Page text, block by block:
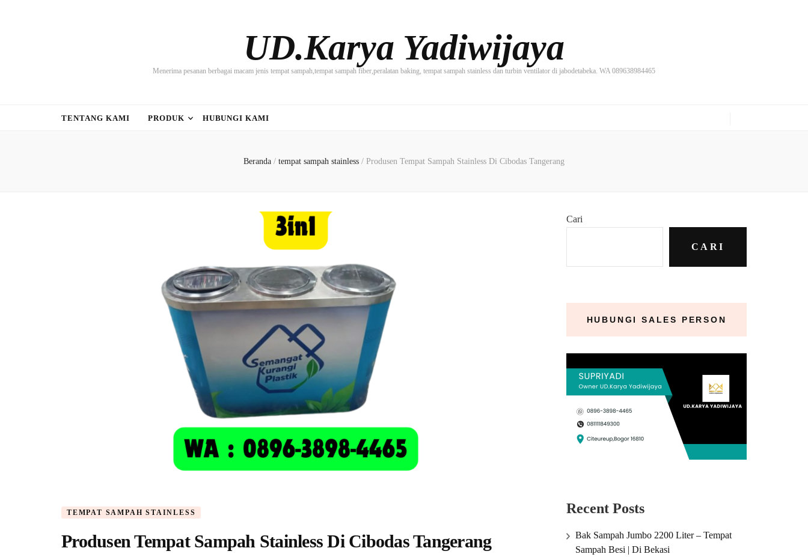
UD.Karya Yadiwijaya
Menerima pesanan berbagai macam jenis tempat sampah,tempat sampah fiber,peralatan baking, tempat sampah stainless dan turbin ventilator di jabodetabeka. WA 089638984465
TENTANG KAMI PRODUK HUBUNGI KAMI
Beranda / tempat sampah stainless / Produsen Tempat Sampah Stainless Di Cibodas Tangerang
TEMPAT SAMPAH STAINLESS
Produsen Tempat Sampah Stainless Di Cibodas Tangerang
Cari
CARI
HUBUNGI SALES PERSON
Recent Posts
Bak Sampah Jumbo 2200 Liter – Tempat
Sampah Besi | Di Bekasi